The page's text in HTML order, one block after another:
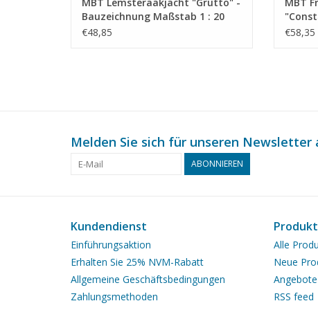
Bauzeichnung Maßstab 1 : 20
(10.06.009)
€48,85 €58,35
Melden Sie sich für unseren Newsletter
ABONNIEREN
Kundendienst
Einführungsaktion
Erhalten Sie 25% NVM-Rabatt
Allgemeine Geschäftsbedingungen
Zahlungsmethoden
Alle
Neue
Angebote
RSS feed